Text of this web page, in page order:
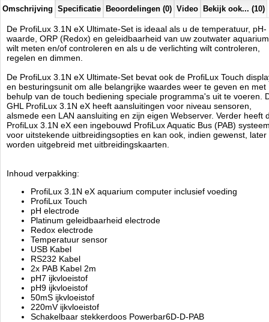
Product ID:
1395.51
2026-08-16
Pre-OrderNew
Omschrijving Specificatie Beoordelingen (0) Video Bekijk ook... (10)
De ProfiLux 3.1N eX Ultimate-Set is ideaal als u de temperatuur, pH-
waarde, ORP (Redox) en geleidbaarheid van uw zoutwater aquarium
wilt meten en/of controleren en als u de verlichting wilt controleren,
regelen en dimmen.
De ProfiLux 3.1N eX Ultimate-Set bevat ook de ProfiLux Touch
en besturingsunit om alle belangrijke waardes weer te geven en met
behulp van de touch bediening speciale programma's uit te voeren.
GHL ProfiLux 3.1N eX heeft aansluitingen voor niveau sensoren,
alsmede een LAN aansluiting en zijn eigen Webserver. Verder heeft
ProfiLux 3.1N eX een ingebouwd ProfiLux Aquatic Bus (PAB)
voor uitstekende uitbreidingsopties en kan ook, indien gewenst, later
worden uitgebreid met uitbreidingskaarten.
Inhoud verpakking:
ProfiLux 3.1N eX aquarium computer inclusief voeding
ProfiLux Touch
pH electrode
Platinum geleidbaarheid electrode
Redox electrode
Temperatuur sensor
USB Kabel
RS232 Kabel
2x PAB Kabel 2m
pH7 ijkvloeistof
pH9 ijkvloeistof
50mS ijkvloeistof
220mV ijkvloeistof
Schakelbaar stekkerdoos Powerbar6D-D-PAB